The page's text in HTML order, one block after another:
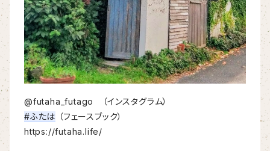
@futaha_futago　（インスタグラム）
#ふたは （フェースブック）
https://futaha.life/